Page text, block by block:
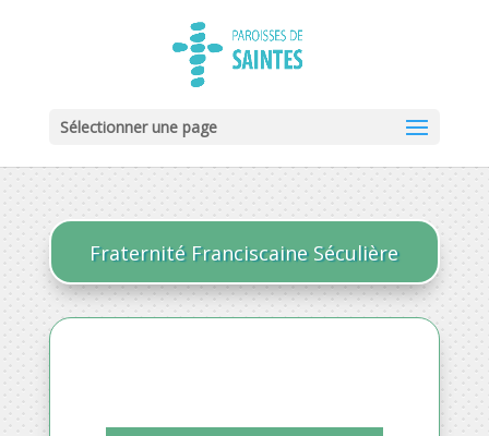
Sélectionner une page
Fraternité Franciscaine Séculière